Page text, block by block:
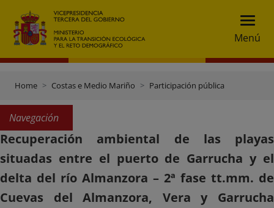
Menú
Home Costas e Medio Mariño Participación pública
Navegación
Recuperación ambiental de las playas
situadas entre el puerto de Garrucha y el
delta del río Almanzora – 2ª fase tt.mm. de
Cuevas del Almanzora, Vera y Garrucha